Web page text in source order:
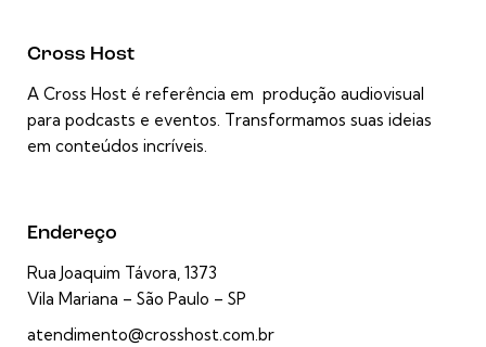
Cross Host
A Cross Host é referência em produção audiovisual
para podcasts e eventos. Transformamos suas ideias
em conteúdos incríveis.
Endereço
Rua Joaquim Távora, 1373
Vila Mariana – São Paulo – SP
atendimento@crosshost.com.br